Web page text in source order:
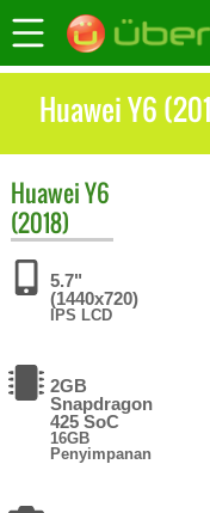
Huawei Y6
HuaweiY6
(2018)
5.7"
(1440x720)
IPS LCD
2GB
Snapdragon
425 SoC
16GB
Penyimpanan